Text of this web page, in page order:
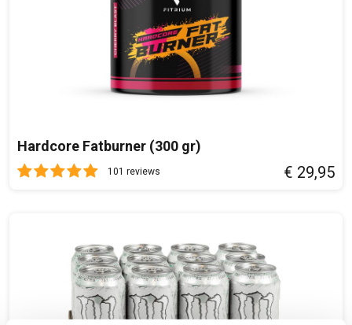
Hardcore Fatburner (300 gr)
101 reviews € 29,95